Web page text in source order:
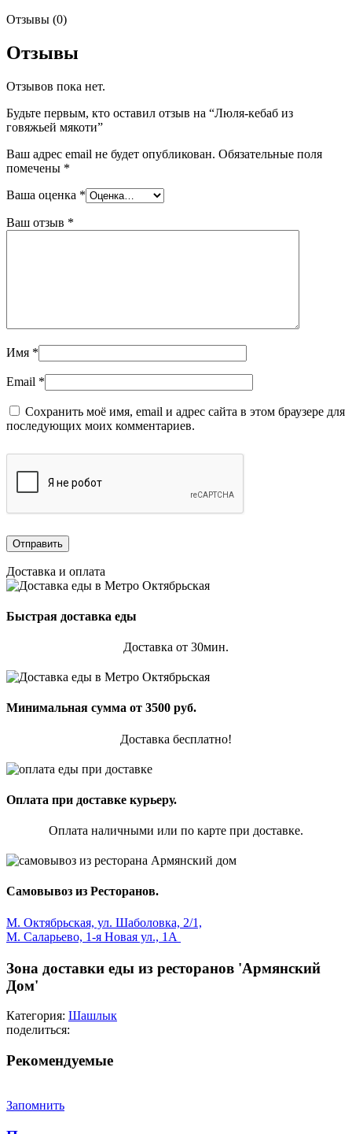
Отзывы (0)
Отзывы
Отзывов пока нет.
Будьте первым, кто оставил отзыв на “Люля-кебаб из
говяжьей мякоти”
Ваш адрес email не будет опубликован. Обязательные поля
помечены *
Ваша оценка *
Ваш отзыв *
Имя *
Email *
Сохранить моё имя, email и адрес сайта в этом браузере для
последующих моих комментариев.
Доставка и оплата
Быстрая доставка еды
Доставка от 30мин.
Минимальная сумма от 3500 руб.
Доставка бесплатно!
Оплата при доставке курьеру.
Оплата наличными или по карте при доставке.
Самовывоз из Ресторанов.
М. Октябрьская, ул. Шаболовка, 2/1,
М. Саларьево, 1-я Новая ул., 1А
Зона доставки еды из ресторанов 'Армянский
Дом'
Категория: Шашлык
поделиться:
Рекомендуемые
Запомнить